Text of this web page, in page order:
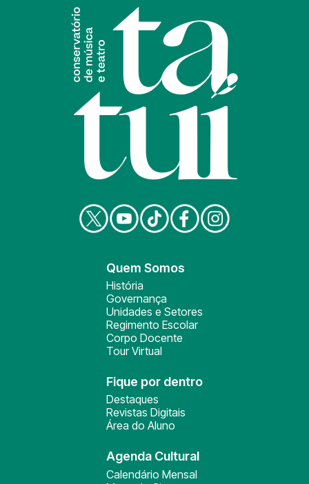
Quem Somos
História
Governança
Unidades e Setores
Regimento Escolar
Corpo Docente
Tour Virtual
Fique por dentro
Destaques
Revistas Digitais
Área do Aluno
Agenda Cultural
Calendário Mensal